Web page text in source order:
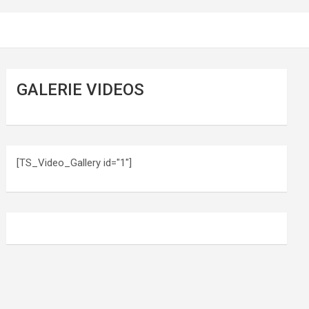
GALERIE VIDEOS
[TS_Video_Gallery id="1"]